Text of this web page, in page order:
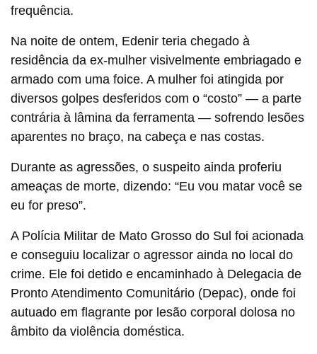
frequência.
Na noite de ontem, Edenir teria chegado à
residência da ex-mulher visivelmente embriagado e
armado com uma foice. A mulher foi atingida por
diversos golpes desferidos com o “costo” — a parte
contrária à lâmina da ferramenta — sofrendo lesões
aparentes no braço, na cabeça e nas costas.
Durante as agressões, o suspeito ainda proferiu
ameaças de morte, dizendo: “Eu vou matar você se
eu for preso”.
A Polícia Militar de Mato Grosso do Sul foi acionada
e conseguiu localizar o agressor ainda no local do
crime. Ele foi detido e encaminhado à Delegacia de
Pronto Atendimento Comunitário (Depac), onde foi
autuado em flagrante por lesão corporal dolosa no
âmbito da violência doméstica.